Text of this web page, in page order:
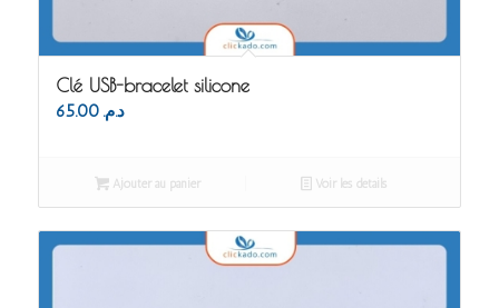
Clé USB-bracelet silicone
د.م. 65.00
Ajouter au panier Voir les détails